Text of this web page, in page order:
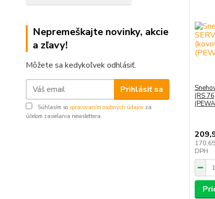
Nepremeškajte novinky, akcie
a zľavy!
Môžete sa kedykoľvek odhlásiť.
Prihlásiť sa
Súhlasím so spracovaním osobných údajov za
účelom zasielania newslettera.
(RS
DPH